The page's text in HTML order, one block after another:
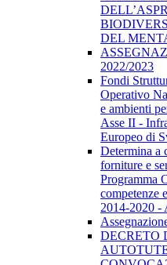
DEL
2022/2023
Fondi
Operativo
e ambienti
Asse II -
Europeo di
Determina a
forniture e
Programma
competenze
2014-2020 -
DECRETO